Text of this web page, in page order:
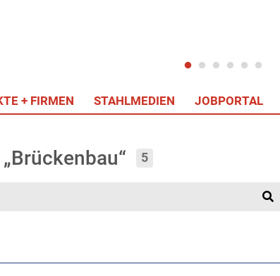
+ FIRMEN STAHLMEDIEN JOBPORTAL
5